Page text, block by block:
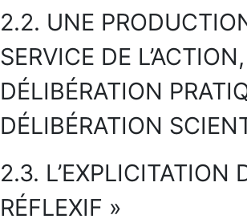
2.2. UNE
SERVICE DE
DÉLIBÉRATION
DÉLIBÉRATION
2.3. L’EXPLICITATION
RÉFLEXIF »